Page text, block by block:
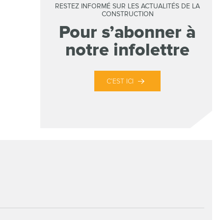
RESTEZ INFORMÉ SUR LES ACTUALITÉS DE LA
CONSTRUCTION
Pour s’abonner à
notre infolettre
C’EST ICI